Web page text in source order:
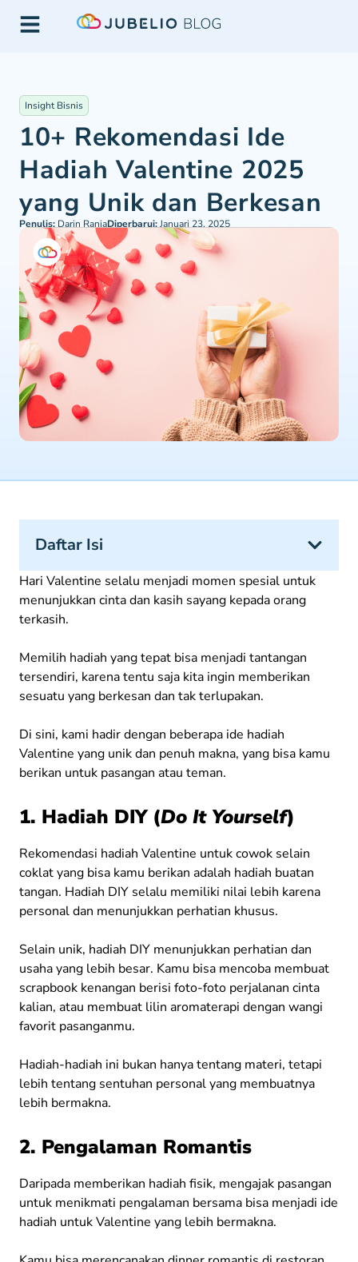
Insight Bisnis
10+ Rekomendasi Ide
Hadiah Valentine 2025
yang Unik dan Berkesan
Penulis: Darin RaniaDiperbarui:Januari 23, 2025
Hari Valentine selalu menjadi momen spesial untuk
menunjukkan cinta dan kasih sayang kepada orang
terkasih.
Memilih hadiah yang tepat bisa menjadi tantangan
tersendiri, karena tentu saja kita ingin memberikan
sesuatu yang berkesan dan tak terlupakan.
Di sini, kami hadir dengan beberapa ide hadiah
Valentine yang unik dan penuh makna, yang bisa kamu
berikan untuk pasangan atau teman.
1. Hadiah DIY (Do It Yourself)
Rekomendasi hadiah Valentine untuk cowok selain
coklat yang bisa kamu berikan adalah hadiah buatan
tangan. Hadiah DIY selalu memiliki nilai lebih karena
personal dan menunjukkan perhatian khusus.
Selain unik, hadiah DIY menunjukkan perhatian dan
usaha yang lebih besar. Kamu bisa mencoba membuat
scrapbook kenangan berisi foto-foto perjalanan cinta
kalian, atau membuat lilin aromaterapi dengan wangi
favorit pasanganmu.
Hadiah-hadiah ini bukan hanya tentang materi, tetapi
lebih tentang sentuhan personal yang membuatnya
lebih bermakna.
2. Pengalaman Romantis
Daripada memberikan hadiah fisik, mengajak pasangan
untuk menikmati pengalaman bersama bisa menjadi ide
hadiah untuk Valentine yang lebih bermakna.
Daftar Isi